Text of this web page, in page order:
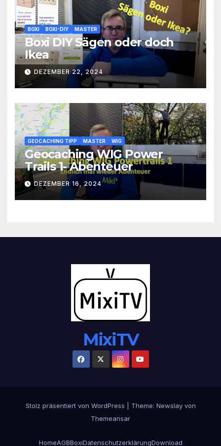
BOXI BOXI-DIY MASTER
Boxi DIY Sägen oder doch
Ikea
DEZEMBER 22, 2024
GEOCACHING TIPP MASTER WIG
Geocaching WIG Power
Trails 1- Abenteuer
DEZEMBER 16, 2024
MixiTV
Stolz präsentiert von WordPress Theme: Newslayvon
Themeansar
HomeAGBBoxiDatenschutzerklärungDownload